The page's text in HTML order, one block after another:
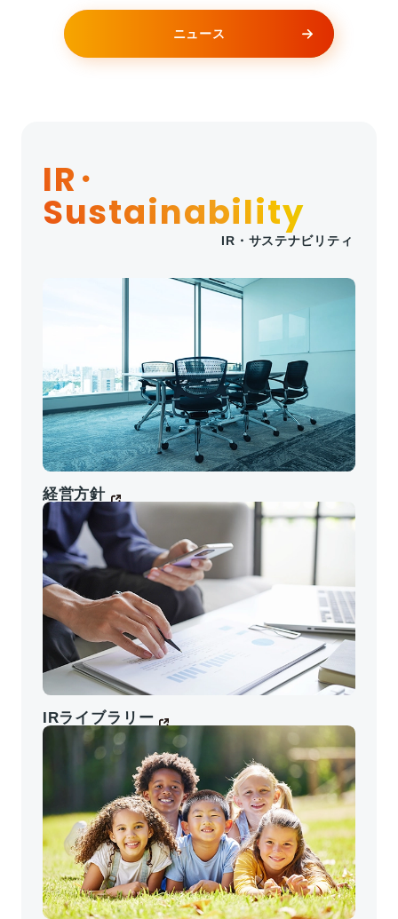
2025年09月03日 適時開示書類
当社株式の上場廃止に関するお知らせ
（307
2026年3月期第1四半期決算説明資料
KB）
2025年08月04日 適時開示書類
株式会社NSSK-J1による当社株券等に係る株式等
売渡請求を行うことの決定、当該株式等売渡請求
に係る承認及び当社株式の上場廃止に関するお知
らせ
（623 KB）
2025年07月28日 適時開示書類
（開示事項の経過）臨時株主総会の不開催及び基
準日の取消しに関するお知らせ
（178 KB）
2025年07月23日
株式会社NSSK-J1 による当社株券等に対する公
開買付けの結果並びに親会社、主要株主及び主要
株主である筆頭株主の異動に関するお知らせ
（474 KB）
2025年07月23日 適時開示書類
2026年08月07日 メディア掲載
「北國新聞」（2026年6月24日付）に、第一学院
草花のイラストに加え、ネパール語で近況や趣
味、今頑張っていることなどを綴った絵手紙を制
作し、絵やメッセージを通じて互いの日常や文化
20260624北國新聞_金沢C絵手紙で国際交流
2026年08月03日 メディア掲載
「第一学院高等学校ゴルフ部」 安藤絹さんと「ネ
ットの大学managara」 永田愛梨さんが国スポ県
「静岡新聞」(2026年7月14日付)に、第一学院高
等学校ゴルフ部の安藤絹さんとネットの大学
managara永田愛梨さんが国民スポーツ大会女子
県代表選考会で静岡県代表に決定した様子が掲
20260714静岡新聞_第一学院安藤絹さん・
managara大永田愛梨さん 国スポ県代表決定
2026年07月29日 メディア掲載
第一学院高等学校ゴルフ部仁科優花さんが世界ジ
ュニアゴルフ選手権15-18の部で優勝しました。
「日刊スポーツ」(2026年7月11日付）に、第一学
院高等学校ゴルフ部仁科優花さんが７月９日に米
サンディエゴ・トーリー・パインズGCノースC開
ニュース
IR・
Sustainability
IR・サステナビリティ
経営方針
IRライブラリー